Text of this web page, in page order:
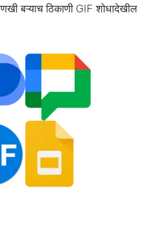
बऱ्याच ठिकाणी GIF शोधादेखील